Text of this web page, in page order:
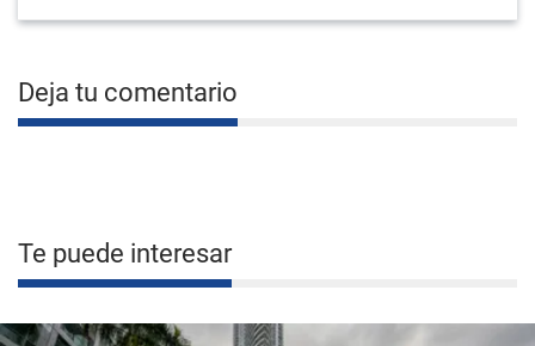
Deja tu comentario
Te puede interesar